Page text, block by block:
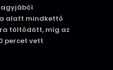
alatt mindkettő
töltődött, míg az
percet vett